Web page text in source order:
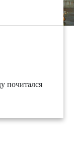
почитался